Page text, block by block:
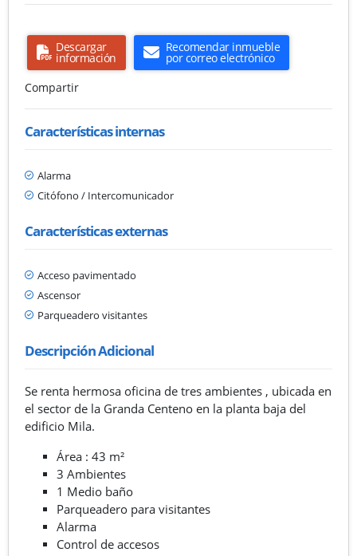
Descargar
información
Recomendar inmueble
por correo electrónico
Compartir
Características internas
Alarma
Citófono / Intercomunicador
Características externas
Acceso pavimentado
Ascensor
Parqueadero visitantes
Descripción Adicional
Se renta hermosa oficina de tres ambientes , ubicada en
el sector de la Granda Centeno en la planta baja del
edificio Mila.
Área : 43 m²
3 Ambientes
1 Medio baño
Parqueadero para visitantes
Alarma
Control de accesos